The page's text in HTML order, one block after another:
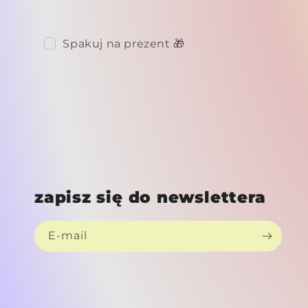
Spakuj na prezent 🎁
zapisz się do newslettera
E-mail